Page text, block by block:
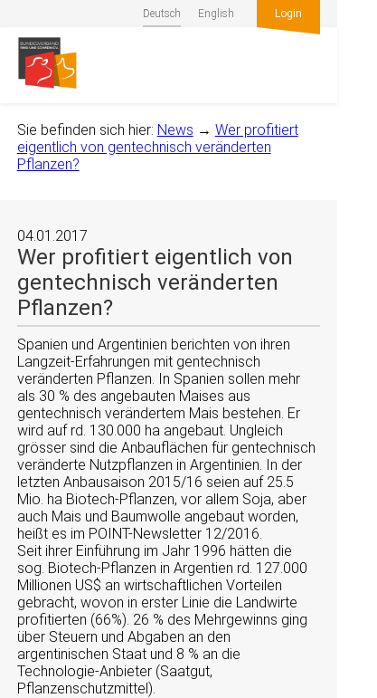
Deutsch English Login
Sie befinden sich hier: News → Wer profitiert
eigentlich von gentechnisch veränderten
Pflanzen?
04.01.2017
Wer profitiert eigentlich von
gentechnisch veränderten
Pflanzen?
Spanien und Argentinien berichten von ihren
Langzeit-Erfahrungen mit gentechnisch
veränderten Pflanzen. In Spanien sollen mehr
als 30 % des angebauten Maises aus
gentechnisch verändertem Mais bestehen. Er
wird auf rd. 130.000 ha angebaut. Ungleich
grösser sind die Anbauflächen für gentechnisch
veränderte Nutzpflanzen in Argentinien. In der
letzten Anbausaison 2015/16 seien auf 25.5
Mio. ha Biotech-Pflanzen, vor allem Soja, aber
auch Mais und Baumwolle angebaut worden,
heißt es im POINT-Newsletter 12/2016.
Seit ihrer Einführung im Jahr 1996 hätten die
sog. Biotech-Pflanzen in Argentien rd. 127.000
Millionen US$ an wirtschaftlichen Vorteilen
gebracht, wovon in erster Linie die Landwirte
profitierten (66%). 26 % des Mehrgewinns ging
über Steuern und Abgaben an den
argentinischen Staat und 8 % an die
Technologie-Anbieter (Saatgut,
Pflanzenschutzmittel).